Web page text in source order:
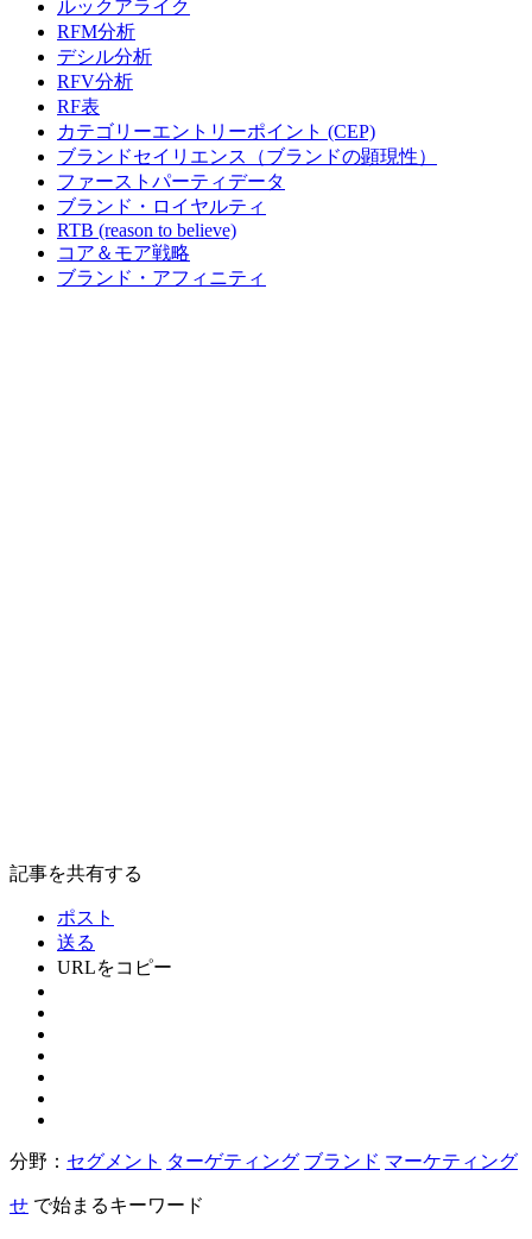
ルックアライク
RFM分析
デシル分析
RFV分析
RF表
カテゴリーエントリーポイント (CEP)
ブランドセイリエンス（ブランドの顕現性）
ファーストパーティデータ
ブランド・ロイヤルティ
RTB (reason to believe)
コア＆モア戦略
ブランド・アフィニティ
記事を共有する
ポスト
送る
URLをコピー
分野： セグメント ターゲティング ブランド マーケティング
せ で始まるキーワード